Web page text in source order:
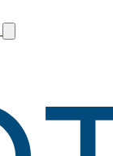
Switch